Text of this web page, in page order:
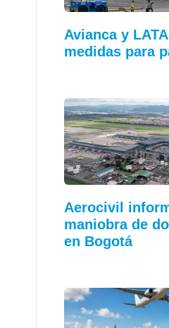
Avianca y
medidas para
Aerocivil
maniobra de
en Bogotá